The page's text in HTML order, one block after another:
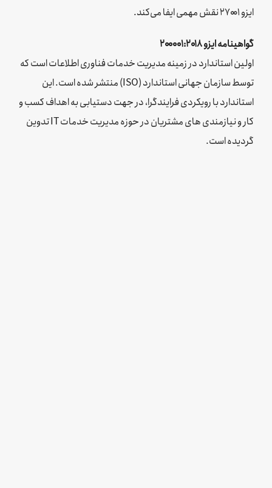
ایزو ۲۷۰۰۱ نقش مهمی ایفا می‌کند.
گواهینامه ایزو ۲۰۰۰۰۱:۲۰۱8
اولین استاندارد در زمینه مدیریت خدمات فناوری اطلاعات است که
توسط سازمان جهانی استاندارد (ISO) منتشر شده است. این
استاندارد با رویکردی فرایندگرا، در جهت دستیابی به اهداف کسب و
کار و نیازمندی ­های مشتریان در حوزه مدیریت خدمات IT تدوین
گردیده است.